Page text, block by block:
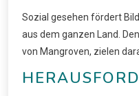
Sozial gesehen fördert
aus dem ganzen Land.
von Mangroven, zielen